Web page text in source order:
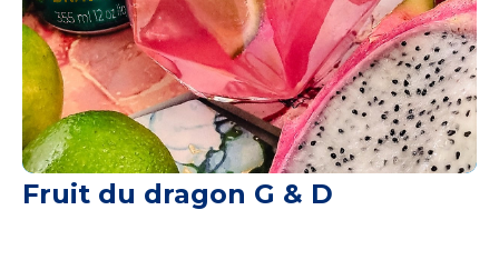
Fruit du dragon G & D